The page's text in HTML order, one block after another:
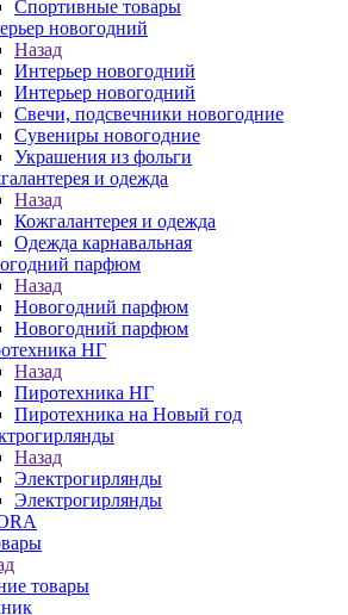
Спортивные товары
новогодний
Назад
Интерьер новогодний
Интерьер новогодний
Свечи, подсвечники новогодние
Сувениры новогодние
Украшения из фольги
и одежда
Назад
Кожгалантерея и одежда
Одежда карнавальная
парфюм
Назад
Новогодний парфюм
Новогодний парфюм
НГ
Назад
Пиротехника НГ
Пиротехника на Новый год
Назад
Электрогирлянды
Электрогирлянды
товары